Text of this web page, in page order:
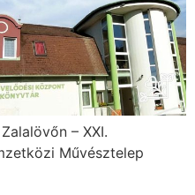
– XXI.
Művésztelep